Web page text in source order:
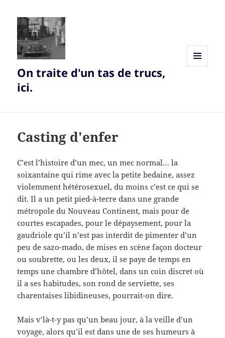
On traite d'un tas de trucs,
ici.
Casting d'enfer
C’est l’histoire d’un mec, un mec normal… la
soixantaine qui rime avec la petite bedaine, assez
violemment hétérosexuel, du moins c’est ce qui se
dit. Il a un petit pied-à-terre dans une grande
métropole du Nouveau Continent, mais pour de
courtes escapades, pour le dépaysement, pour la
gaudriole qu’il n’est pas interdit de pimenter d’un
peu de sazo-mado, de mises en scène façon docteur
ou soubrette, ou les deux, il se paye de temps en
temps une chambre d’hôtel, dans un coin discret où
il a ses habitudes, son rond de serviette, ses
charentaises libidineuses, pourrait-on dire.
Mais v’là-t-y pas qu’un beau jour, à la veille d’un
voyage, alors qu’il est dans une de ses humeurs à